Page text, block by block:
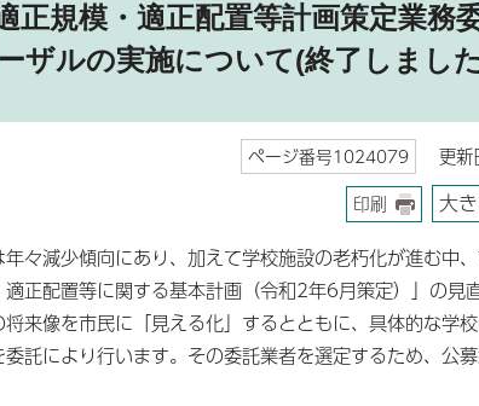
正規模・適正配置等計画策定業務
ザルの実施について(終了しまし
ページ番号1024079 更新
印刷 大
々減少傾向にあり、加えて学校施設の老朽化が進む中
適正配置等に関する基本計画（令和2年6月策定）」の見
来像を市民に「見える化」するとともに、具体的な学
託により行います。その委託業者を選定するため、公